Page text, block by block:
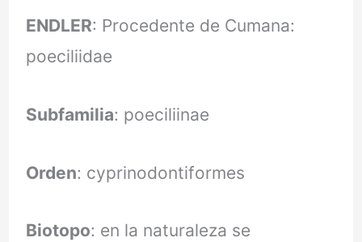
ENDLER: Procedente de Cumana:
poeciliidae
Subfamilia: poeciliinae
Orden: cyprinodontiformes
Biotopo: en la naturaleza se